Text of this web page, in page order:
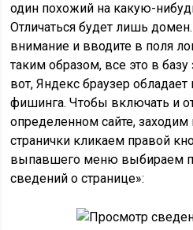
один похожий на какую-
Отличаться будет лишь
внимание и вводите в поля
таким образом, все это в
вот, Яндекс браузер
фишинга. Чтобы включать и
определенном сайте, заходим
странички кликаем правой
выпавшего меню выбираем
сведений о странице»: